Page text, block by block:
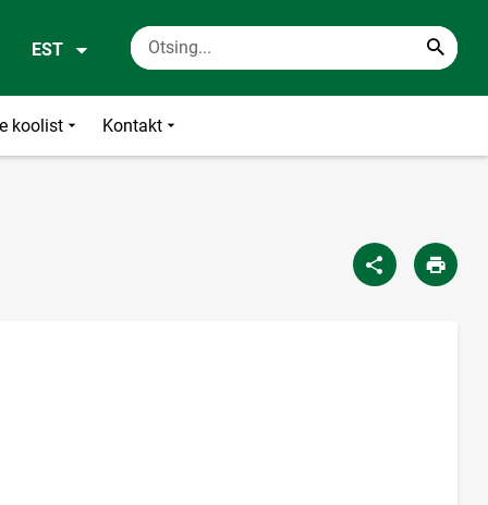
EST
koolist Kontakt